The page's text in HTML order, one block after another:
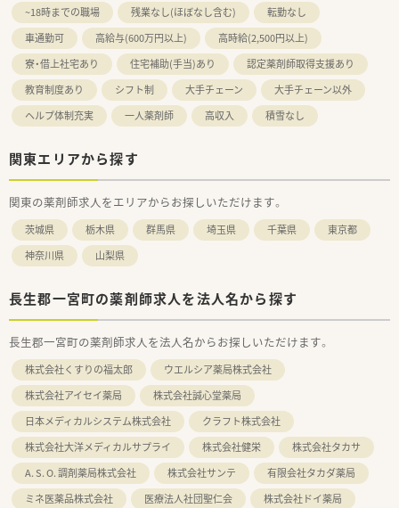
~18時までの職場
残業なし(ほぼなし含む)
転勤なし
車通勤可
高給与(600万円以上)
高時給(2,500円以上)
寮・借上社宅あり
住宅補助(手当)あり
認定薬剤師取得支援あり
教育制度あり
シフト制 大手チェーン
大手チェーン以外
ヘルプ体制充実
一人薬剤師 高収入 積雪なし
関東エリアから探す
関東の薬剤師求人をエリアからお探しいただけます。
茨城県 栃木県 群馬県 埼玉県 千葉県
東京都
神奈川県
山梨県
長生郡一宮町の薬剤師求人を法人名から探す
長生郡一宮町の薬剤師求人を法人名からお探しいただけます。
株式会社くすりの福太郎
ウエルシア薬局株式会社
株式会社アイセイ薬局
株式会社誠心堂薬局
日本メディカルシステム株式会社
クラフト株式会社
株式会社大洋メディカルサプライ
株式会社健栄
株式会社タカサ
A. S. O. 調剤薬局株式会社
株式会社サンテ
有限会社タカダ薬局
ミネ医薬品株式会社
医療法人社団聖仁会
株式会社ドイ薬局